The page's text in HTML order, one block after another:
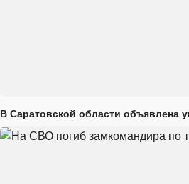
В Саратовской области объявлена